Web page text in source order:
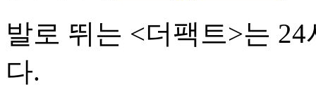
발로 뛰는 <더팩트>는
다.